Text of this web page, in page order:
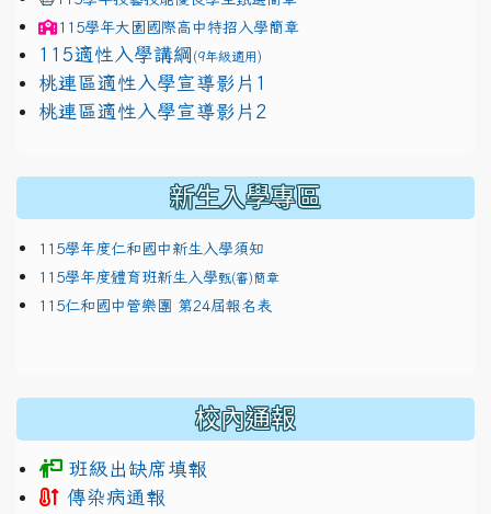
115學年大園國際高中特招入學簡章
115適性入學講綱 (9年級適用)
link to https://docs.google.com/presentation/d/
桃連區適性入學宣導影片1
link to https://docs.google.com/presentation/d/
桃連區適性入學宣導影片2
新生入學專區
115學年度仁和國中新生入學須知
115學年度體育班新生入學甄(審)簡章
115仁和國中管樂團 第24屆報名表
校內通報
班級出缺席填報
傳染病通報